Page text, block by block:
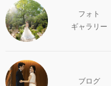
フォト
ギャラリー
ブログ